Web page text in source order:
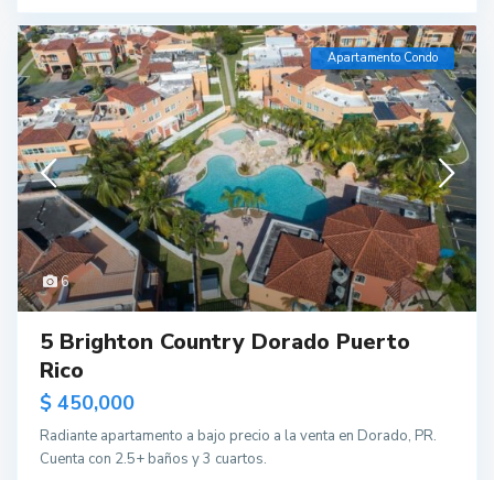
6
Apartamento Condo
5 Brighton Country Dorado Puerto
Rico
$ 450,000
Radiante apartamento a bajo precio a la venta en Dorado, PR.
Cuenta con 2.5+ baños y 3 cuartos.